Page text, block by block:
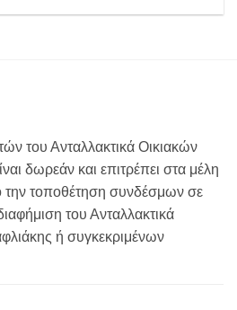
του Ανταλλακτικά Οικιακών
δωρεάν και επιτρέπει στα μέλη
την τοποθέτηση συνδέσμων σε
του Ανταλλακτικά
ή συγκεκριμένων